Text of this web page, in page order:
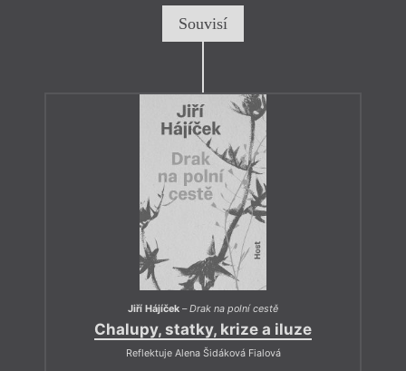
Souvisí
Jiří Hájíček –Drak na polní cestě
Chalupy, statky, krize a iluze
Reflektuje Alena Šidáková Fialová